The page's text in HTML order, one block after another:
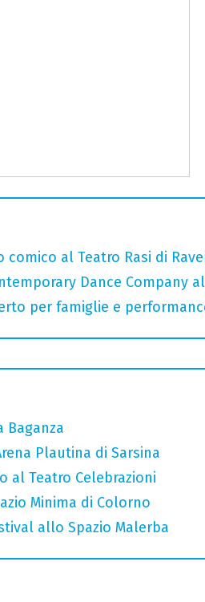
al Teatro Rasi di
Dance Company
per famiglie e
Baganza
Plautina di Sarsina
al Teatro Celebrazioni
Minima di Colorno
allo Spazio Malerba